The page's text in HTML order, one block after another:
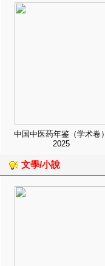
中国中医药年鉴（学术卷）
2025
文學/小說